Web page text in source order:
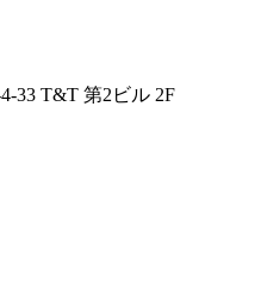
33 T&T 第2ビル 2F